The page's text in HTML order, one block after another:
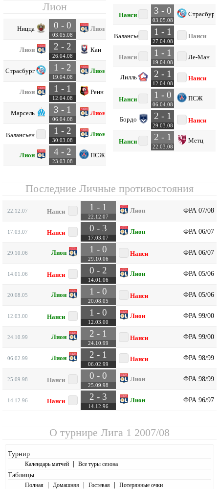
Лион
Ницца 0 - 0
03.05.08
Лион
Лион 2 - 2
26.04.08
Кан
Страсбург 1 - 2
19.04.08
Лион
Лион 1 - 1
12.04.08
Ренн
Марсель 3 - 1
06.04.08
Лион
Валансьен 1 - 2
30.03.08
Лион
Лион 4 - 2
23.03.08
ПСЖ
Нанси 3 - 0
03.05.08
Страсбург
Валансьен 1 - 1
27.04.08
Нанси
Нанси 1 - 1
19.04.08
Ле-Ман
Лилль 2 - 1
12.04.08
Нанси
Нанси 1 - 0
06.04.08
ПСЖ
Бордо 2 - 1
29.03.08
Нанси
Нанси 2 - 1
22.03.08
Метц
Последние Личные противостояния
22.12.07 Нанси 1 - 1
22.12.07
Лион ФРА 07/08
17.03.07 Нанси 0 - 3
17.03.07
Лион ФРА 06/07
29.10.06 Лион 1 - 0
29.10.06
Нанси ФРА 06/07
14.01.06 Нанси 0 - 2
14.01.06
Лион ФРА 05/06
20.08.05 Лион 1 - 0
20.08.05
Нанси ФРА 05/06
12.03.00 Нанси 1 - 0
12.03.00
Лион ФРА 99/00
24.10.99 Лион 2 - 1
24.10.99
Нанси ФРА 99/00
06.02.99 Лион 2 - 1
06.02.99
Нанси ФРА 98/99
25.09.98 Нанси 0 - 0
25.09.98
Лион ФРА 98/99
14.12.96 Нанси 2 - 3
14.12.96
Лион ФРА 96/97
О турнире Лига 1 2007/08
Турнир
Календарь матчей | Все туры сезона
Таблицы
Полная | Домашняя | Гостевая | Потерянные очки